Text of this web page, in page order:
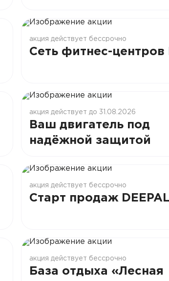
акция действует бессрочно
Сеть фитнес-центров
акция действует до 31.08.2026
Ваш двигатель под
надёжной защитой
акция действует бессрочно
Старт продаж
акция действует бессрочно
База отдыха «Лесная